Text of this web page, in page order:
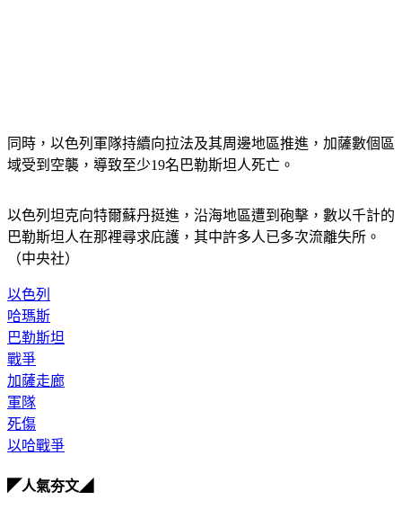
同時，以色列軍隊持續向拉法及其周邊地區推進，加薩數個區
域受到空襲，導致至少19名巴勒斯坦人死亡。
以色列坦克向特爾蘇丹挺進，沿海地區遭到砲擊，數以千計的
巴勒斯坦人在那裡尋求庇護，其中許多人已多次流離失所。
（中央社）
以色列
哈瑪斯
巴勒斯坦
戰爭
加薩走廊
軍隊
死傷
以哈戰爭
◤人氣夯文◢